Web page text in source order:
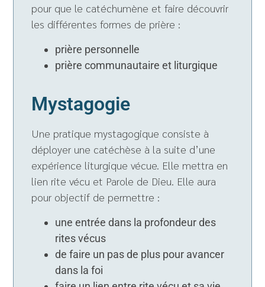
pour que le catéchumène et faire découvrir
les différentes formes de prière :
prière personnelle
prière communautaire et liturgique
Mystagogie
Une pratique mystagogique consiste à
déployer une catéchèse à la suite d’une
expérience liturgique vécue. Elle mettra en
lien rite vécu et Parole de Dieu. Elle aura
pour objectif de permettre :
une entrée dans la profondeur des
rites vécus
de faire un pas de plus pour avancer
dans la foi